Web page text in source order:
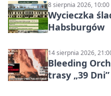
8 sierpnia 2026, 10:00
Wycieczka
Habsburgów
14 sierpnia 2026,
Bleeding
trasy „39